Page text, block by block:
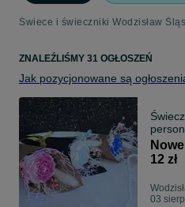
Świece i świeczniki Wodzisław
ZNALEŹLIŚMY 31 OGŁOSZEŃ
Jak pozycjonowane są
Nowe
12 zł
03